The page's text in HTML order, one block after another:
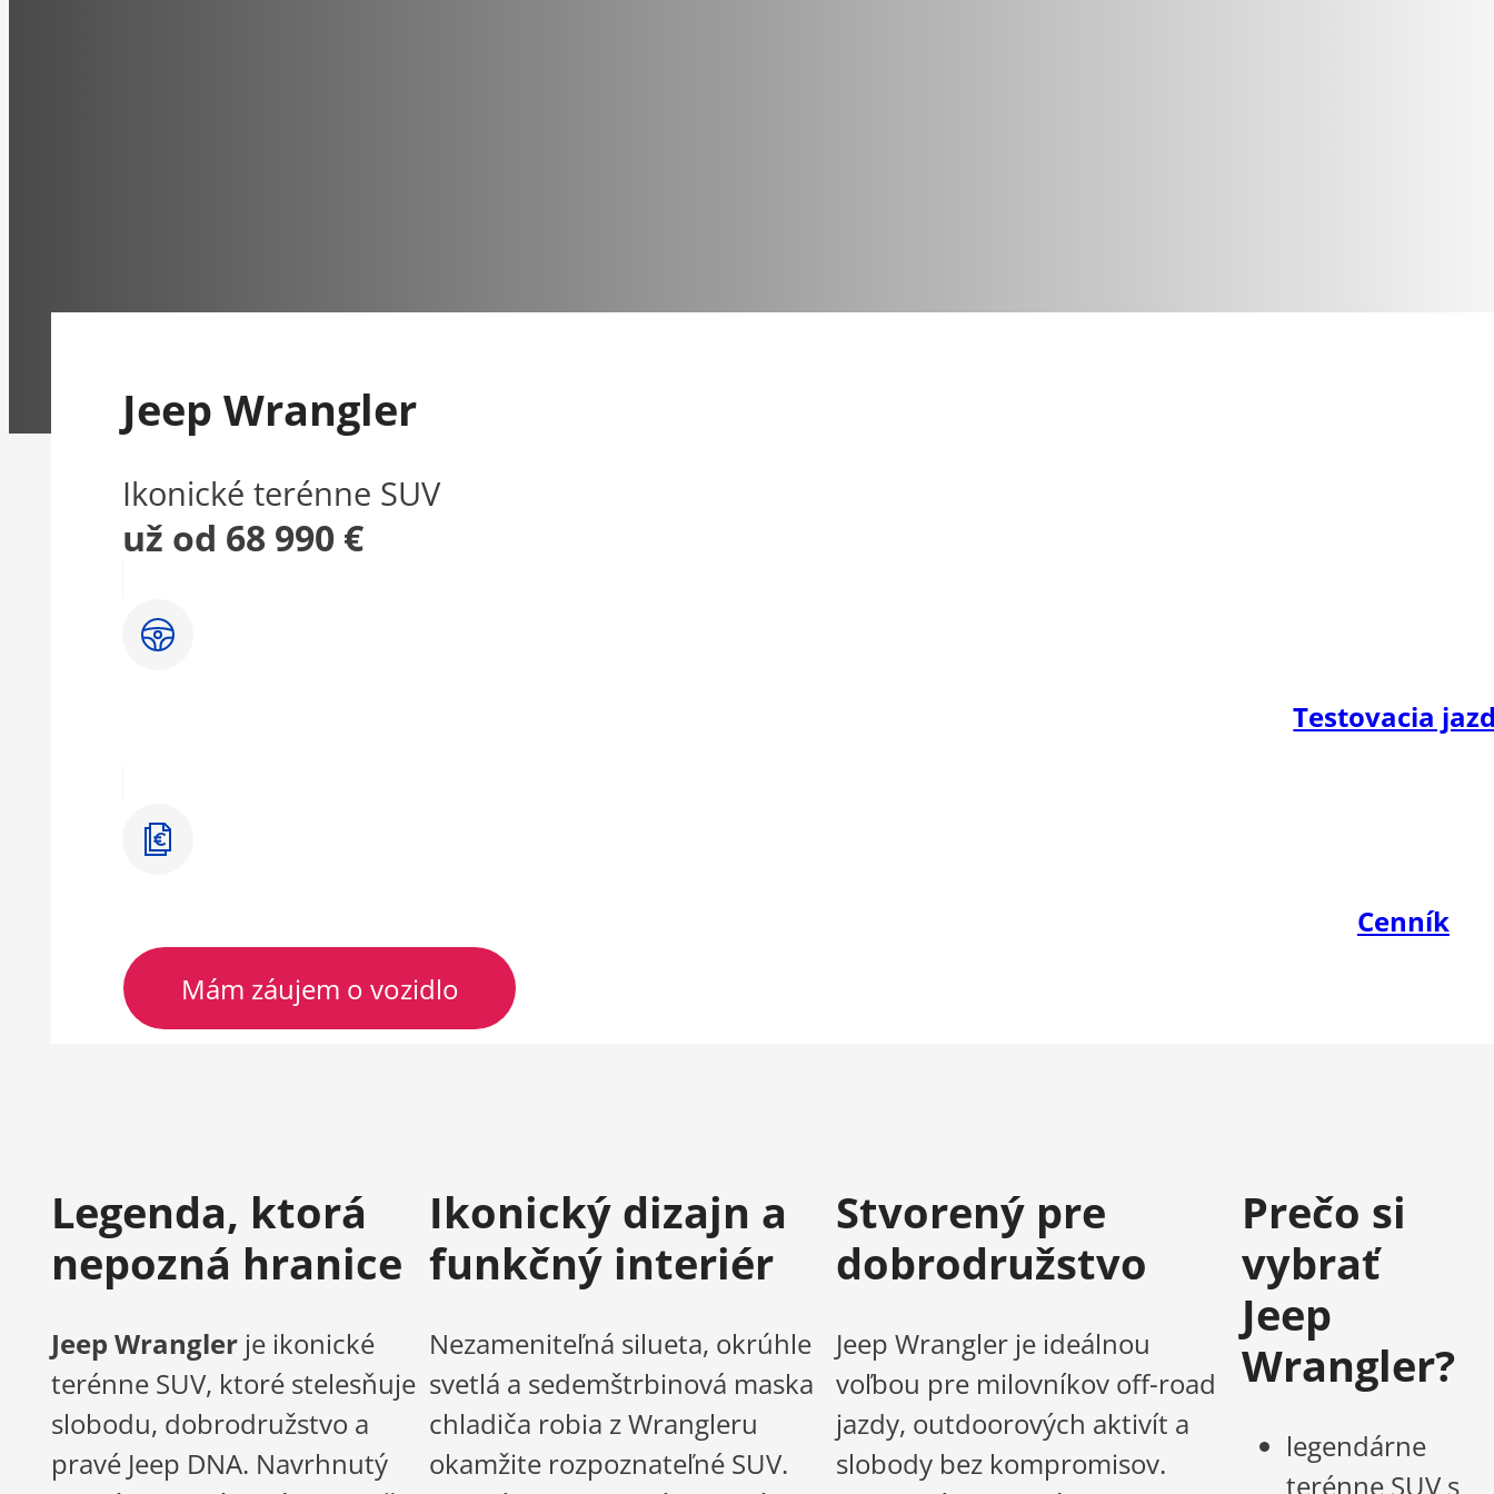
Jeep Wrangler
Ikonické terénne SUV
už od 68 990 €
Testovacia
Cenník
Mám záujem o vozidlo
Legenda, ktorá
nepozná hranice
Jeep Wrangler je ikonické
terénne SUV, ktoré stelesňuje
slobodu, dobrodružstvo a
pravé Jeep DNA. Navrhnutý
Ikonický dizajn a
funkčný interiér
Nezameniteľná silueta, okrúhle
svetlá a sedemštrbinová maska
chladiča robia z Wrangleru
okamžite rozpoznateľné SUV.
Stvorený pre
dobrodružstvo
Jeep Wrangler je ideálnou
voľbou pre milovníkov off-road
jazdy, outdoorových aktivít a
slobody bez kompromisov.
Prečo si
vybrať
Jeep
Wrangler?
legendárne
terénne SUV s